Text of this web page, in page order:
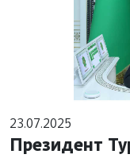
23.07.2025
Президент